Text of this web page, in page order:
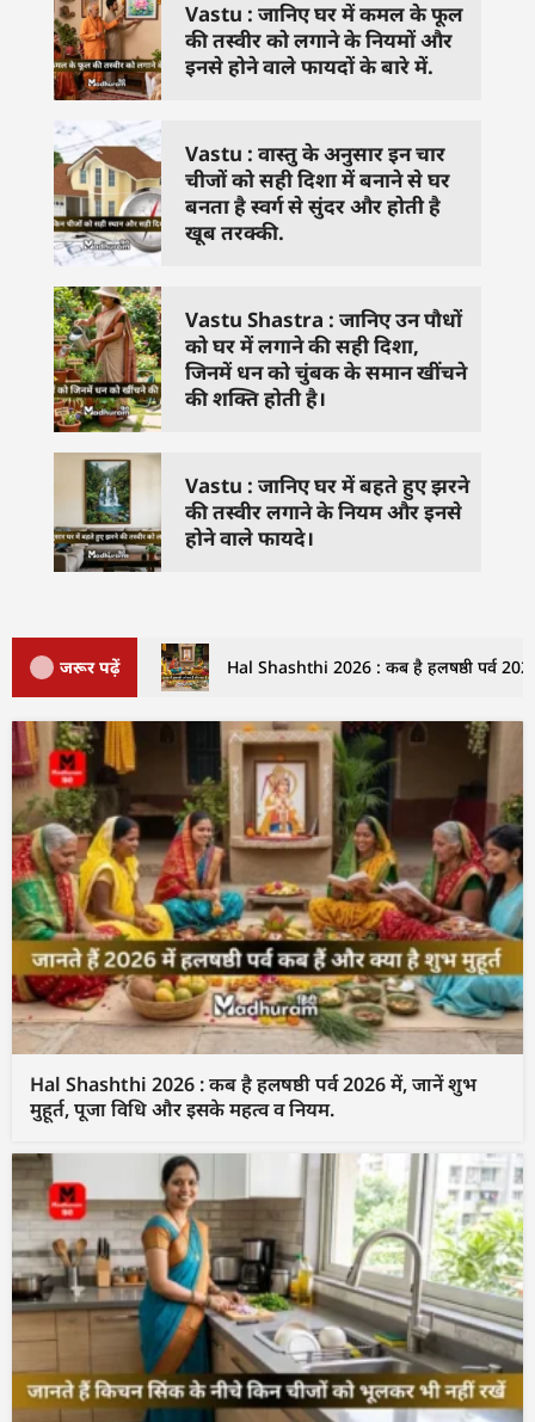
Vastu : जानिए घर में कमल के फूल
की तस्वीर को लगाने के नियमों और
इनसे होने वाले फायदों के बारे में.
Vastu : वास्तु के अनुसार इन चार
चीजों को सही दिशा में बनाने से घर
बनता है स्वर्ग से सुंदर और होती है
खूब तरक्की.
Vastu Shastra : जानिए उन पौधों
को घर में लगाने की सही दिशा,
जिनमें धन को चुंबक के समान खींचने
की शक्ति होती है।
Vastu : जानिए घर में बहते हुए झरने
की तस्वीर लगाने के नियम और इनसे
होने वाले फायदे।
जरूर पढ़ें Hal Shashthi 2026 : कब है हलषष्ठी पर्व
Hal Shashthi 2026 : कब है हलषष्ठी पर्व 2026 में, जानें शुभ
मुहूर्त, पूजा विधि और इसके महत्व व नियम.